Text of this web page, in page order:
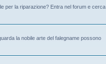
per la riparazione? Entra nel forum e cerca
la nobile arte del falegname possono